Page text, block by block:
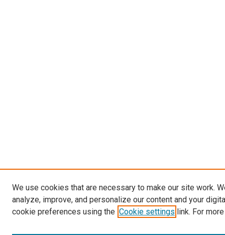
We use cookies that are necessary to make our site work.
analyze, improve, and personalize our content and your
cookie preferences using the Cookie settings link. For